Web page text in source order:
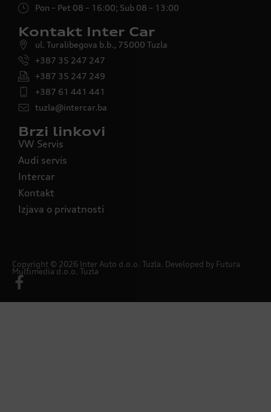
Pon – Pet 08 – 16:00; Sub 08 – 13:00
Kontakt Inter Car
ul. Turalibegova b.b., 75000 Tuzla
+387 35 247 247
+387 35 247 249
+387 61 441 441
tuzla@intercar.ba
Brzi linkovi
VW Servis
Audi servis
Intercar
Kontakt
Izjava o privatnosti
Copyright © 2026 Inter Auto d.o.o. Tuzla. Developed by Futura
Multimedia d.o.o. Tuzla